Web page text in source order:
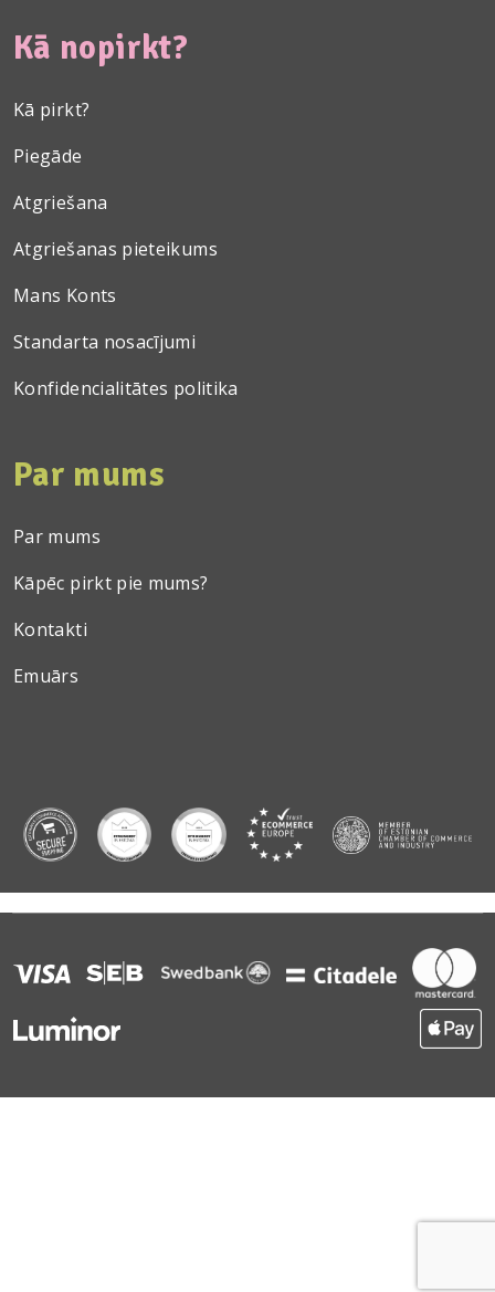
Kā nopirkt?
Kā pirkt?
Piegāde
Atgriešana
Atgriešanas pieteikums
Mans Konts
Standarta nosacījumi
Konfidencialitātes politika
Par mums
Par mums
Kāpēc pirkt pie mums?
Kontakti
Emuārs